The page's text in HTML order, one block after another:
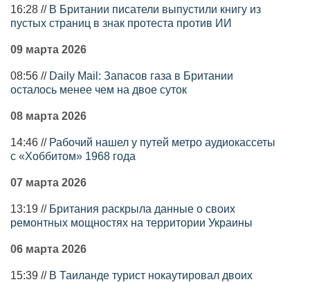
16:28 // В Британии писатели выпустили книгу из
пустых страниц в знак протеста против ИИ
09 марта 2026
08:56 // Daily Mail: Запасов газа в Британии
осталось менее чем на двое суток
08 марта 2026
14:46 // Рабочий нашел у путей метро аудиокассеты
с «Хоббитом» 1968 года
07 марта 2026
13:19 // Британия раскрыла данные о своих
ремонтных мощностях на территории Украины
06 марта 2026
15:39 // В Таиланде турист нокаутировал двоих